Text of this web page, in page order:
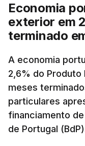
Economia
exterior em
terminado
A economia
2,6% do Produto
meses
particulares
financiamento
de Portugal